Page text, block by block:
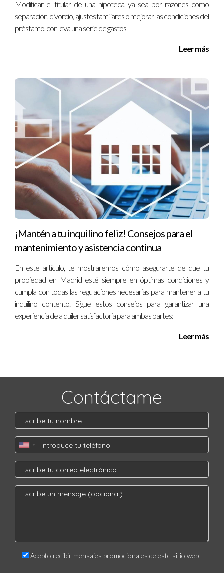
La procesión más famosa es la Madrugá, que tiene lugar
en la madrugada del Viernes Santo. Es conocida por su
solemnidad y el gran número de participantes.
¿Cómo puedo unirme a las festividades de la
Los visitantes son bienvenidos a unirse a las festividades.
Es recomendable asistir a las procesiones y participar en
las actividades culturales que se realizan en la ciudad.
¿Qué platos típicos se disfrutan durante la
Semana Santa?
Durante esta celebración, los madrileños disfrutan de
platos tradicionales como el bacalao, las torrijas y los
potajes de garbanzos, que son parte de la gastronomía
española en estas fechas.
¿Es la Semana Santa en Madrid un evento
familiar?
Sí, la Semana Santa es un evento familiar que invita a
todas las generaciones a participar y celebrar juntos. Las
actividades son adecuadas para todos los públicos,
creando un ambiente de unión y convivencia.
Modificar el titular de una hipoteca, ya sea por razones como
separación, divorcio, ajustes familiares o mejorar las condiciones del
préstamo, conlleva una serie de gastos
Leer más
¡Mantén a tu inquilino feliz! Consejos para el
mantenimiento y asistencia continua
En este artículo, te mostraremos cómo asegurarte de que tu
propiedad en Madrid esté siempre en óptimas condiciones y
cumpla con todas las regulaciones necesarias para mantener a tu
inquilino contento. Sigue estos consejos para garantizar una
experiencia de alquiler satisfactoria para ambas partes:
Leer más
Contáctame
Acepto recibir mensajes promocionales de este sitio web